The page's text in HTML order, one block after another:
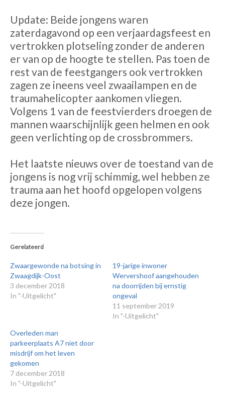
Update: Beide jongens waren
zaterdagavond op een verjaardagsfeest en
vertrokken plotseling zonder de anderen
er van op de hoogte te stellen. Pas toen de
rest van de feestgangers ook vertrokken
zagen ze ineens veel zwaailampen en de
traumahelicopter aankomen vliegen.
Volgens 1 van de feestvierders droegen de
mannen waarschijnlijk geen helmen en ook
geen verlichting op de crossbrommers.
Het laatste nieuws over de toestand van de
jongens is nog vrij schimmig, wel hebben ze
trauma aan het hoofd opgelopen volgens
deze jongen.
Gerelateerd
Zwaargewonde na botsing in
Zwaagdijk-Oost
3 december 2018
In "-Uitgelicht"
19-jarige inwoner
Wervershoof aangehouden
na doorrijden bij ernstig
ongeval
11 september 2019
In "-Uitgelicht"
Overleden man
parkeerplaats A7 niet door
misdrijf om het leven
gekomen
7 december 2018
In "-Uitgelicht"